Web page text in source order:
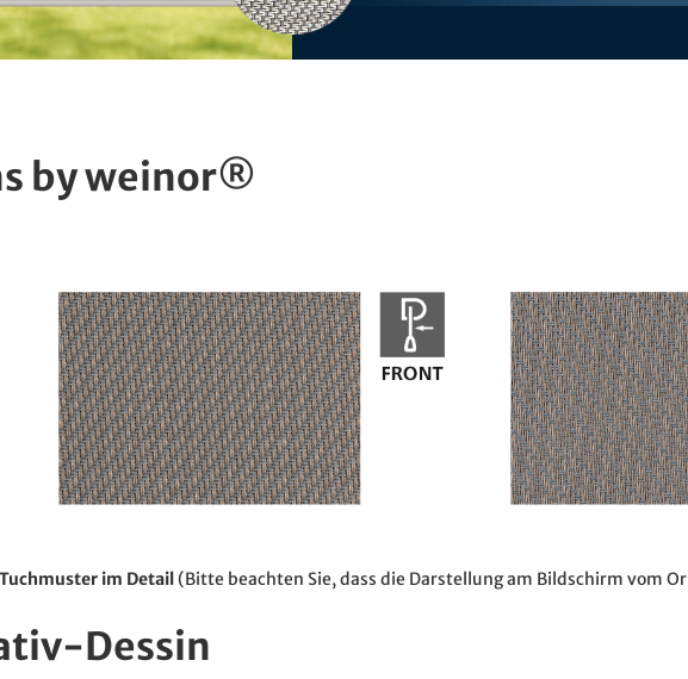
by weinor®
Tuchmuster im Detail(Bitte beachten Sie, dass die Darstellung am Bildschirm vom
Dessin